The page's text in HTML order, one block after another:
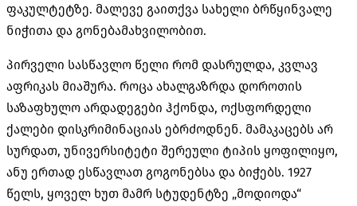
ფაკულტეტზე. მალევე გაითქვა სახელი ბრწყინვალე
ნიჭითა და გონებამახვილობით.
პირველი სასწავლო წელი რომ დასრულდა, კვლავ
აფრიკას მიაშურა. როცა ახალგაზრდა დოროთის
საზაფხულო არდადეგები ჰქონდა, ოქსფორდელი
ქალები დისკრიმინაციას ებრძოდნენ. მამაკაცებს არ
სურდათ, უნივერსიტეტი შერეული ტიპის ყოფილიყო,
ანუ ერთად ესწავლათ გოგონებსა და ბიჭებს. 1927
წელს, ყოველ ხუთ მამრ სტუდენტზე „მოდიოდა“